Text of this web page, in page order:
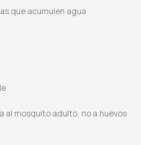
que acumulen agua
al mosquito adulto, no a huevos